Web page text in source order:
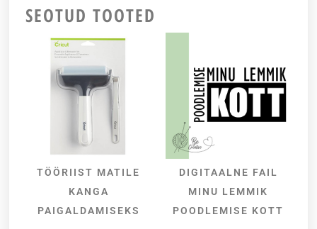
SEOTUD TOOTED
LISA KORVI
TÖÖRIIST MATILE
KANGA
PAIGALDAMISEKS
LISA KORVI
DIGITAALNE FAIL
MINU LEMMIK
POODLEMISE KOTT